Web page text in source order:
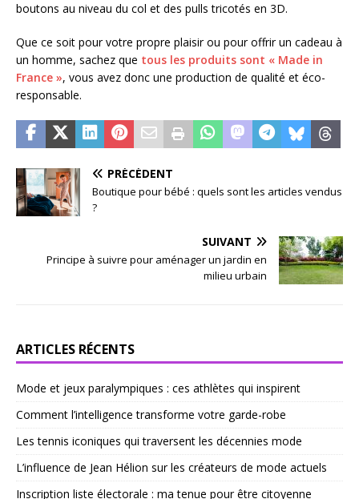
boutons au niveau du col et des pulls tricotés en 3D.
Que ce soit pour votre propre plaisir ou pour offrir un cadeau à
un homme, sachez que tous les produits sont « Made in
France », vous avez donc une production de qualité et éco-
responsable.
PRÉCÉDENT
Boutique pour bébé : quels sont les articles vendus
?
SUIVANT
Principe à suivre pour aménager un jardin en
milieu urbain
ARTICLES RÉCENTS
Mode et jeux paralympiques : ces athlètes qui inspirent
Comment l’intelligence transforme votre garde-robe
Les tennis iconiques qui traversent les décennies mode
L’influence de Jean Hélion sur les créateurs de mode actuels
Inscription liste électorale : ma tenue pour être citoyenne